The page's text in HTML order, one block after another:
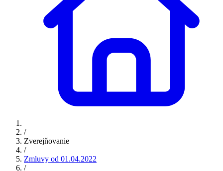
/
Zverejňovanie
/
Zmluvy od 01.04.2022
/